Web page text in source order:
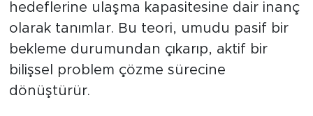
hedeflerine ulaşma kapasitesine dair inanç
olarak tanımlar. Bu teori, umudu pasif bir
bekleme durumundan çıkarıp, aktif bir
bilişsel problem çözme sürecine
dönüştürür.